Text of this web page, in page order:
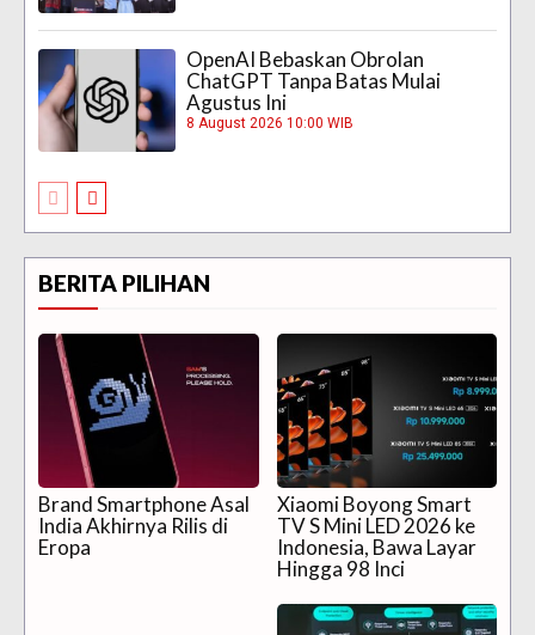
OpenAI Bebaskan Obrolan
ChatGPT Tanpa Batas Mulai
Agustus Ini
8 August 2026 10:00 WIB
BERITA PILIHAN
Brand Smartphone Asal
India Akhirnya Rilis di
Eropa
Xiaomi Boyong Smart
TV S Mini LED 2026 ke
Indonesia, Bawa Layar
Hingga 98 Inci